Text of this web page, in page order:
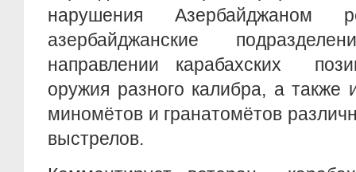
нарушения Азербайджаном
азербайджанские
направлении карабахских
оружия разного калибра, а также
миномётов и гранатомётов
выстрелов.